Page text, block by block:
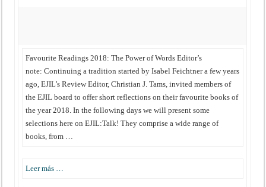
Favourite Readings 2018: The Power of Words Editor’s
note: Continuing a tradition started by Isabel Feichtner a few years
ago, EJIL’s Review Editor, Christian J. Tams, invited members of
the EJIL board to offer short reflections on their favourite books of
the year 2018. In the following days we will present some
selections here on EJIL:Talk! They comprise a wide range of
books, from …
Leer más …